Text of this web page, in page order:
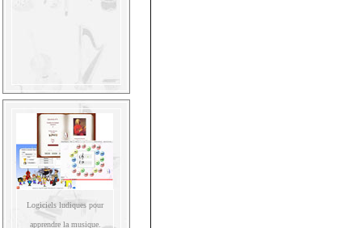
Logiciels ludiques pour
apprendre la musique.